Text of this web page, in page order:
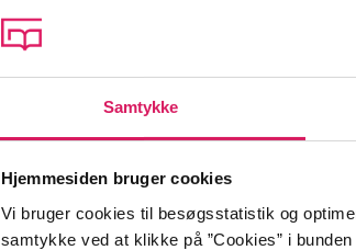
Samtykke
Hjemmesiden bruger cookies
Vi bruger cookies til besøgsstatistik og
samtykke ved at klikke på ”Cookies” i
piger